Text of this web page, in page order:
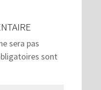
sera pas
sont